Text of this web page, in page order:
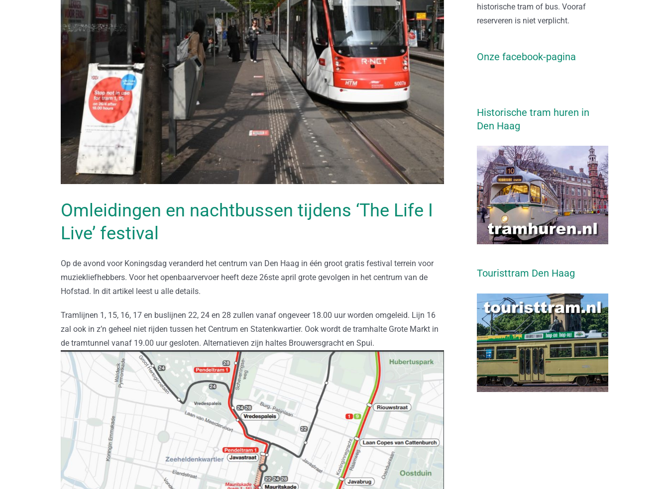
Omleidingen en nachtbussen tijdens ‘The Life I
Live’ festival
Op de avond voor Koningsdag veranderd het centrum van Den Haag in één groot gratis festival terrein voor
muziekliefhebbers. Voor het openbaarvervoer heeft deze 26ste april grote gevolgen in het centrum van de
Hofstad. In dit artikel leest u alle details.
Tramlijnen 1, 15, 16, 17 en buslijnen 22, 24 en 28 zullen vanaf ongeveer 18.00 uur worden omgeleid. Lijn 16
zal ook in z’n geheel niet rijden tussen het Centrum en Statenkwartier. Ook wordt de tramhalte Grote Markt in
de tramtunnel vanaf 19.00 uur gesloten. Alternatieven zijn haltes Brouwersgracht en Spui.
historische tram of bus. Vooraf
reserveren is niet verplicht.
Onze facebook-pagina
Historische tram huren in
Den Haag
Touristtram Den Haag